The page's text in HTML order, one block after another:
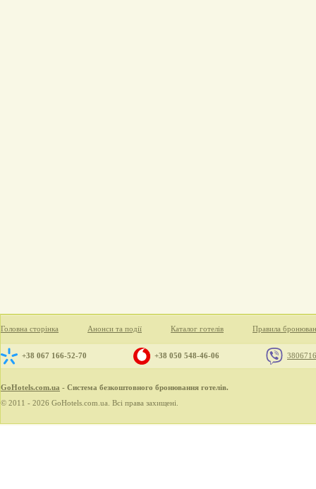
Головна сторінка Анонси та події Каталог готелів Правила
+38 067 166-52-70 +38 050 548-46-06
GoHotels.com.ua - Система безкоштовного бронювання готелів.
© 2011 - 2026 GoHotels.com.ua. Всі права захищені.